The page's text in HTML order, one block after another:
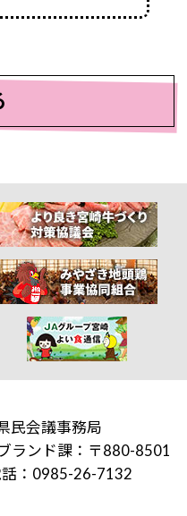
民会議事務局
ランド課：〒880-8501
：0985-26-7132